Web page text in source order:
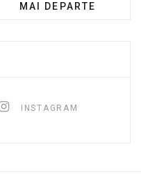
MAI DEPARTE
INSTAGRAM